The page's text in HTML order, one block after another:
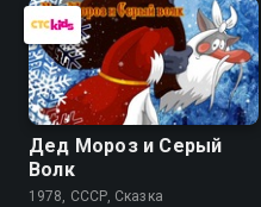
Дед Мороз и Серый
Волк
1978, СССР, Сказка